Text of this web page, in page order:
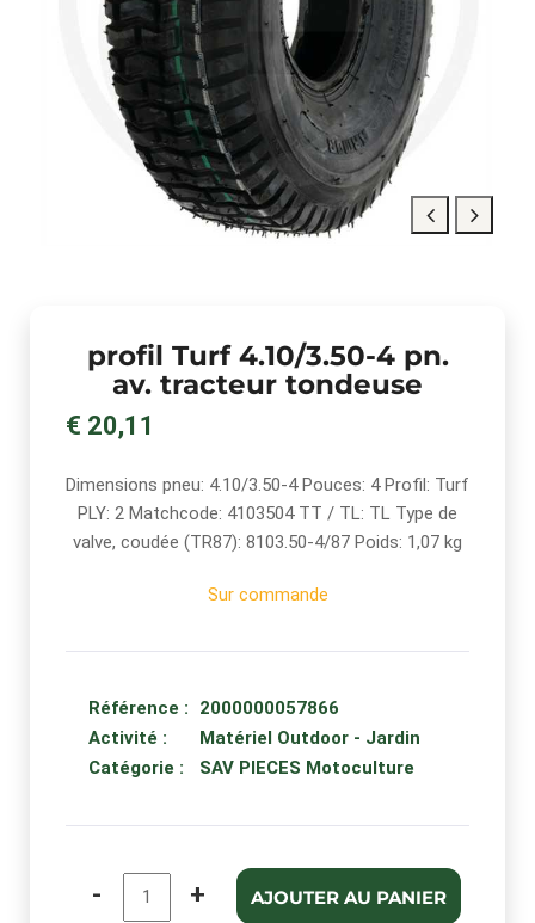
profil Turf 4.10/3.50-4 pn.
av. tracteur tondeuse
€ 20,11
Dimensions pneu: 4.10/3.50-4 Pouces: 4 Profil: Turf
PLY: 2 Matchcode: 4103504 TT / TL: TL Type de
valve, coudée (TR87): 8103.50-4/87 Poids: 1,07 kg
Sur commande
Référence :
2000000057866
Activité :
Matériel Outdoor - Jardin
Catégorie :
SAV PIECES Motoculture
- + AJOUTER AU PANIER